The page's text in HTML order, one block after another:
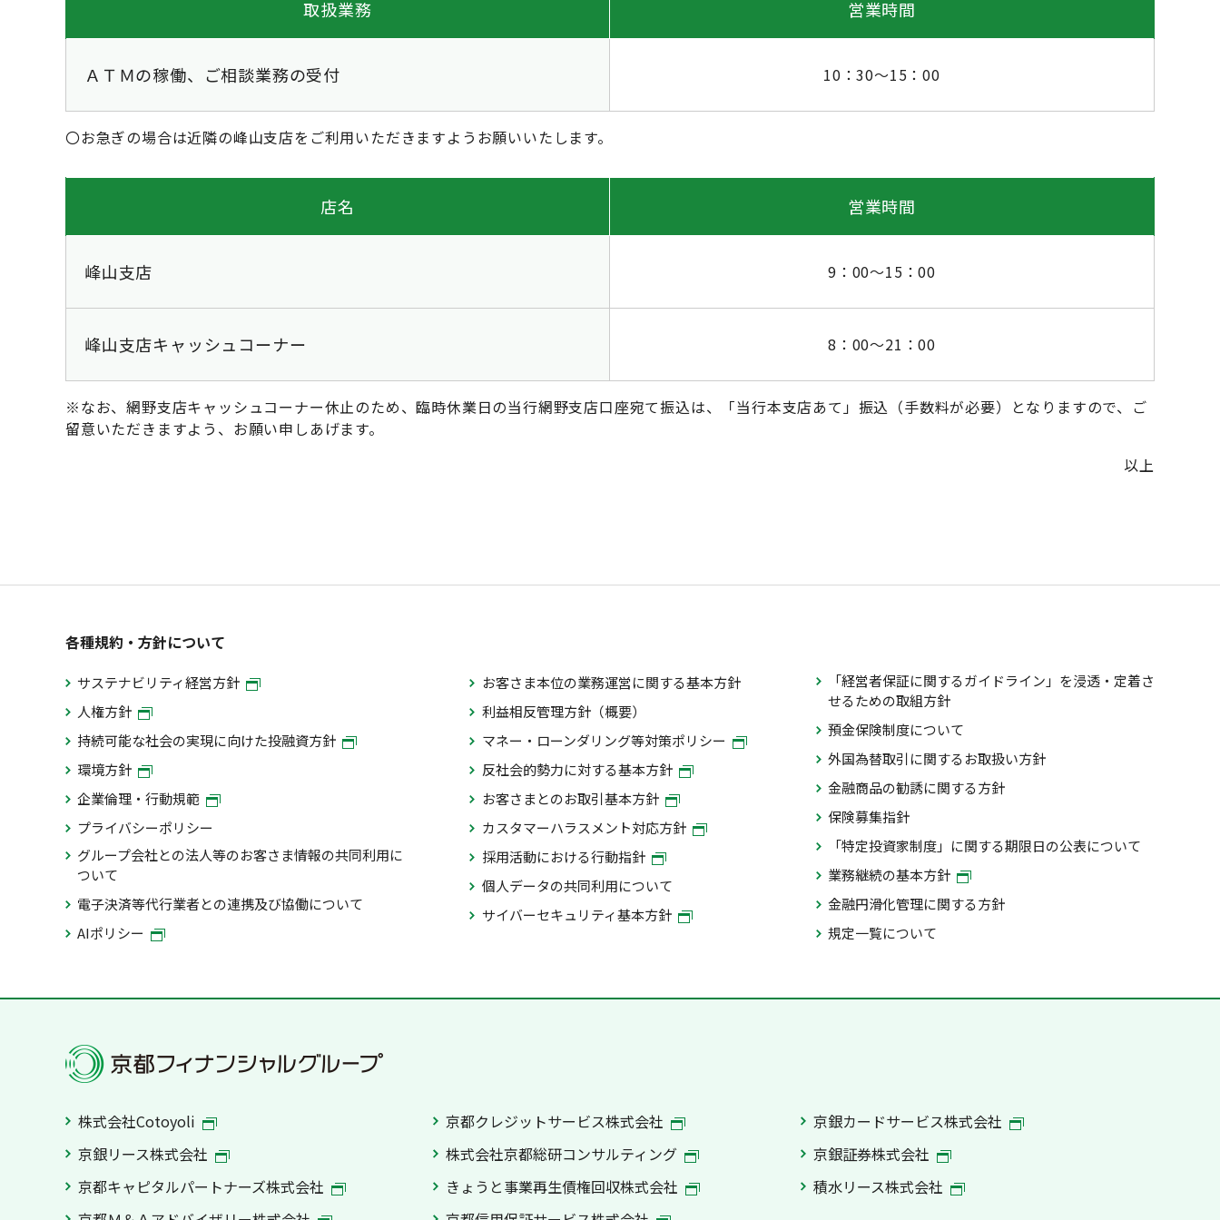
取扱業務 営業時間
ＡＴＭの稼働、ご相談業務の受付 10：30～15：00
〇お急ぎの場合は近隣の峰山支店をご利用いただきますようお願いいたします。
店名 営業時間
峰山支店 9：00～15：00
峰山支店キャッシュコーナー 8：00～21：00
※なお、網野支店キャッシュコーナー休止のため、臨時休業日の当行網野支店口座宛て振込は、「当行本支店あて」振込（手数料が必要）となりますので、ご
留意いただきますよう、お願い申しあげます。
以上
各種規約・方針について
サステナビリティ経営方針
人権方針
持続可能な社会の実現に向けた投融資方針
環境方針
企業倫理・行動規範
プライバシーポリシー
グループ会社との法人等のお客さま情報の共同利用に
ついて
電子決済等代行業者との連携及び協働について
AIポリシー
お客さま本位の業務運営に関する基本方針
利益相反管理方針（概要）
マネー・ローンダリング等対策ポリシー
反社会的勢力に対する基本方針
お客さまとのお取引基本方針
カスタマーハラスメント対応方針
採用活動における行動指針
個人データの共同利用について
サイバーセキュリティ基本方針
「経営者保証に関するガイドライン」を浸透・定着さ
せるための取組方針
預金保険制度について
外国為替取引に関するお取扱い方針
金融商品の勧誘に関する方針
保険募集指針
「特定投資家制度」に関する期限日の公表について
業務継続の基本方針
金融円滑化管理に関する方針
規定一覧について
株式会社Cotoyoli 京都クレジットサービス株式会社
京銀カードサービス株式会社
京銀リース株式会社
株式会社京都総研コンサルティング
京銀証券株式会社
京都キャピタルパートナーズ株式会社
きょうと事業再生債権回収株式会社
積水リース株式会社